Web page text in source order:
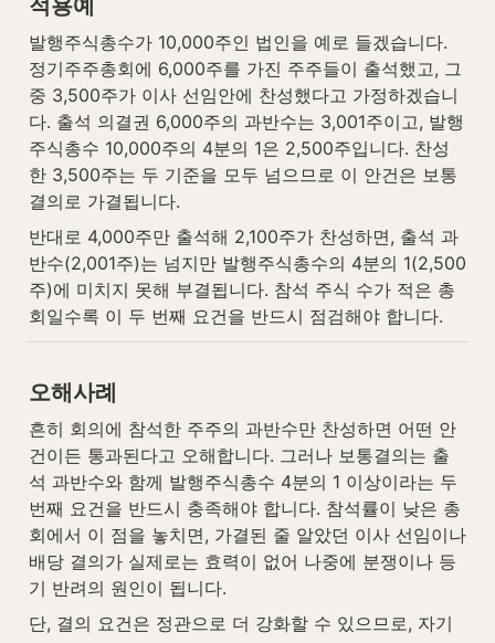
발행주식총수가 10,000주인 법인을 예로 들겠습니다.
정기주주총회에 6,000주를 가진 주주들이 출석했고, 그
중 3,500주가 이사 선임안에 찬성했다고 가정하겠습니
다. 출석 의결권 6,000주의 과반수는 3,001주이고, 발행
주식총수 10,000주의 4분의 1은 2,500주입니다. 찬성
한 3,500주는 두 기준을 모두 넘으므로 이 안건은 보통
결의로 가결됩니다.
반대로 4,000주만 출석해 2,100주가 찬성하면, 출석 과
반수(2,001주)는 넘지만 발행주식총수의 4분의 1(2,500
주)에 미치지 못해 부결됩니다. 참석 주식 수가 적은 총
회일수록 이 두 번째 요건을 반드시 점검해야 합니다.
오해사례
흔히 회의에 참석한 주주의 과반수만 찬성하면 어떤 안
건이든 통과된다고 오해합니다. 그러나 보통결의는 출
석 과반수와 함께 발행주식총수 4분의 1 이상이라는 두
번째 요건을 반드시 충족해야 합니다. 참석률이 낮은 총
회에서 이 점을 놓치면, 가결된 줄 알았던 이사 선임이나
배당 결의가 실제로는 효력이 없어 나중에 분쟁이나 등
기 반려의 원인이 됩니다.
단, 결의 요건은 정관으로 더 강화할 수 있으므로, 자기